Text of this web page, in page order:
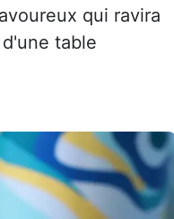
qui ravira
table